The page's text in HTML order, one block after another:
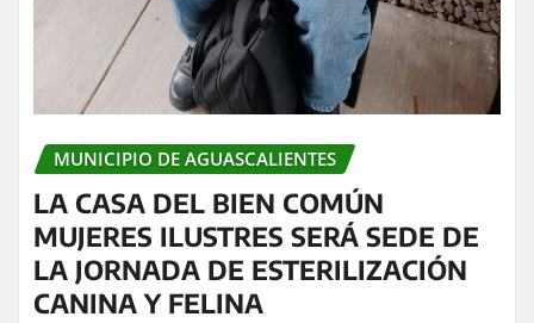
MUNICIPIO DE AGUASCALIENTES
LA CASA DEL BIEN COMÚN
MUJERES ILUSTRES SERÁ SEDE DE
LA JORNADA DE ESTERILIZACIÓN
CANINA Y FELINA